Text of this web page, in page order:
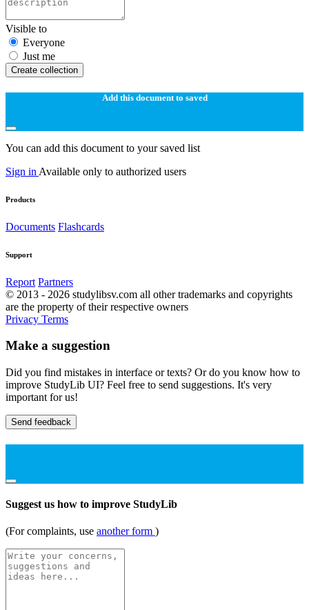
Visible to
Everyone
Just me
Create collection
Add this document to saved
You can add this document to your saved list
Sign in Available only to authorized users
Products
Documents Flashcards
Support
Report Partners
© 2013 - 2026 studylibsv.com all other trademarks and copyrights
are the property of their respective owners
Privacy Terms
Make a suggestion
Did you find mistakes in interface or texts? Or do you know how to
improve StudyLib UI? Feel free to send suggestions. It's very
important for us!
Send feedback
Suggest us how to improve StudyLib
(For complaints, use another form )